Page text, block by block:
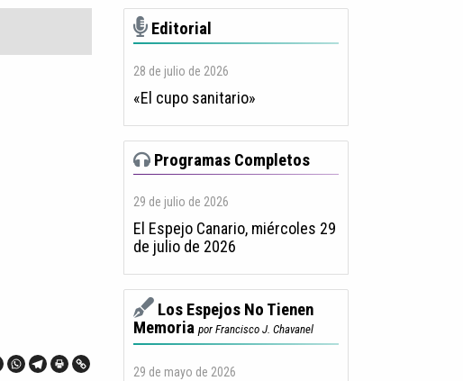
Editorial
28 de julio de 2026
«El cupo sanitario»
Programas Completos
29 de julio de 2026
El Espejo Canario, miércoles 29
de julio de 2026
Los Espejos No Tienen
Memoria por Francisco J. Chavanel
29 de mayo de 2026